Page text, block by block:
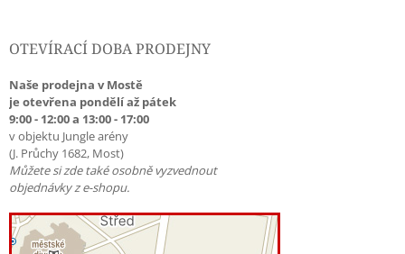
OTEVÍRACÍ DOBA PRODEJNY
Naše prodejna v Mostě
je otevřena pondělí až pátek
9:00 - 12:00 a 13:00 - 17:00
v objektu Jungle arény
(J. Průchy 1682, Most)
Můžete si zde také osobně vyzvednout
objednávky z e-shopu.